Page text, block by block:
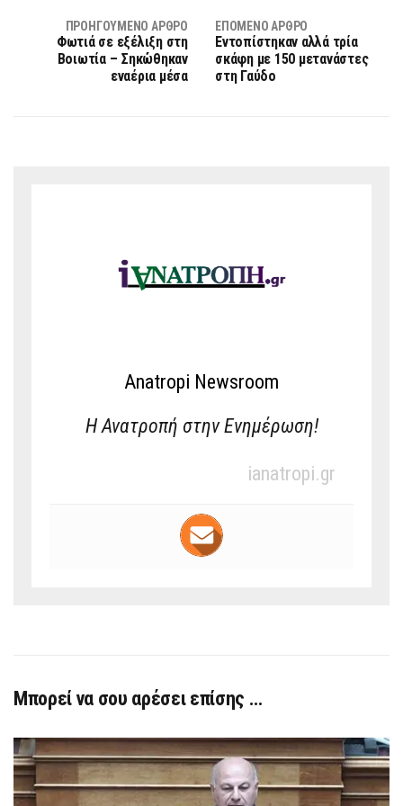
ΠΡΟΗΓΟΎΜΕΝΟ ΆΡΘΡΟ
Φωτιά σε εξέλιξη στη
Βοιωτία – Σηκώθηκαν
εναέρια μέσα
ΕΠΌΜΕΝΟ ΆΡΘΡΟ
Εντοπίστηκαν αλλά τρία
σκάφη με 150 μετανάστες
στη Γαύδο
Anatropi Newsroom
Η Ανατροπή στην Ενημέρωση!
ianatropi.gr
Μπορεί να σου αρέσει επίσης …